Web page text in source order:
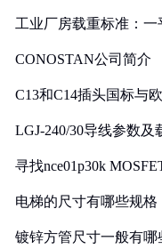
工业厂房载重标准：
CONOSTAN公司简介
C13和C14插头国标与
LGJ-240/30导线参数及
寻找nce01p30k
电梯的尺寸有哪些规格
镀锌方管尺寸一般有哪